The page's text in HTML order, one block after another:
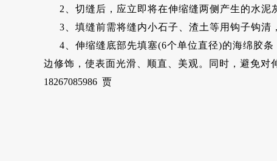
2、切缝后，应立即将在伸缩缝两侧产生的水泥
3、填缝前需将缝内小石子、渣土等用钩子钩清
4、伸缩缝底部先填塞(6个单位直径)的海绵胶
边修饰，使表面光滑、顺直、美观。同时，避免对
18267085986 贾